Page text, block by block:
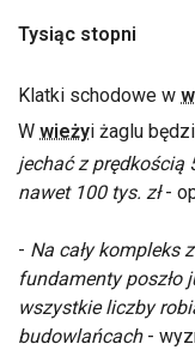
Tysiąc stopni
Klatki schodowe w
W wieżyi żaglu
jechać z prędkością
nawet 100 tys. zł-
- Na cały kompleks
fundamenty poszło
wszystkie liczby
budowlańcach-